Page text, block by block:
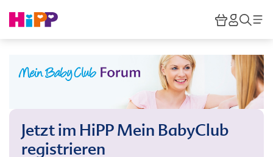
HiPP
Jetzt im HiPP Mein BabyClub
registrieren